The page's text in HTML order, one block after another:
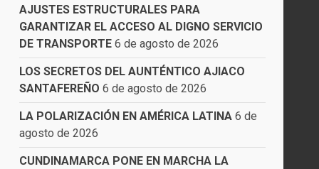
AJUSTES ESTRUCTURALES PARA
GARANTIZAR EL ACCESO AL DIGNO SERVICIO
DE TRANSPORTE 6 de agosto de 2026
LOS SECRETOS DEL AUNTÉNTICO AJIACO
SANTAFEREÑO 6 de agosto de 2026
LA POLARIZACIÓN EN AMÉRICA LATINA 6 de
agosto de 2026
CUNDINAMARCA PONE EN MARCHA LA